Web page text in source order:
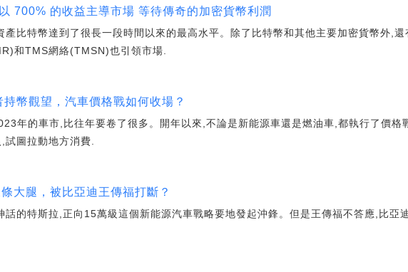
700% 的收益主導市場 等待傳奇的加密貨幣利潤
產比特幣達到了很長一段時間以來的最高水平。除了比特幣和其他主要加密貨幣外,還
和TMS網絡(TMSN)也引領市場.
幣觀望，汽車價格戰如何收場？
年的車市,比往年要卷了很多。開年以來,不論是新能源車還是燃油車,都執行了價格
圖拉動地方消費.
大腿，被比亞迪王傳福打斷？
話的特斯拉,正向15萬級這個新能源汽車戰略要地發起沖鋒。但是王傳福不答應,比亞